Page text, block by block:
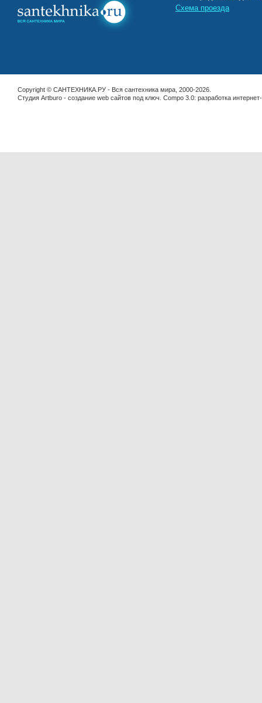
Схема проезда
Copyright © САНТЕХНИКА.РУ - Вся сантехника мира, 2000-2026.
Студия Artburo - cоздание web сайтов под ключ . Compo 3.0: разработка